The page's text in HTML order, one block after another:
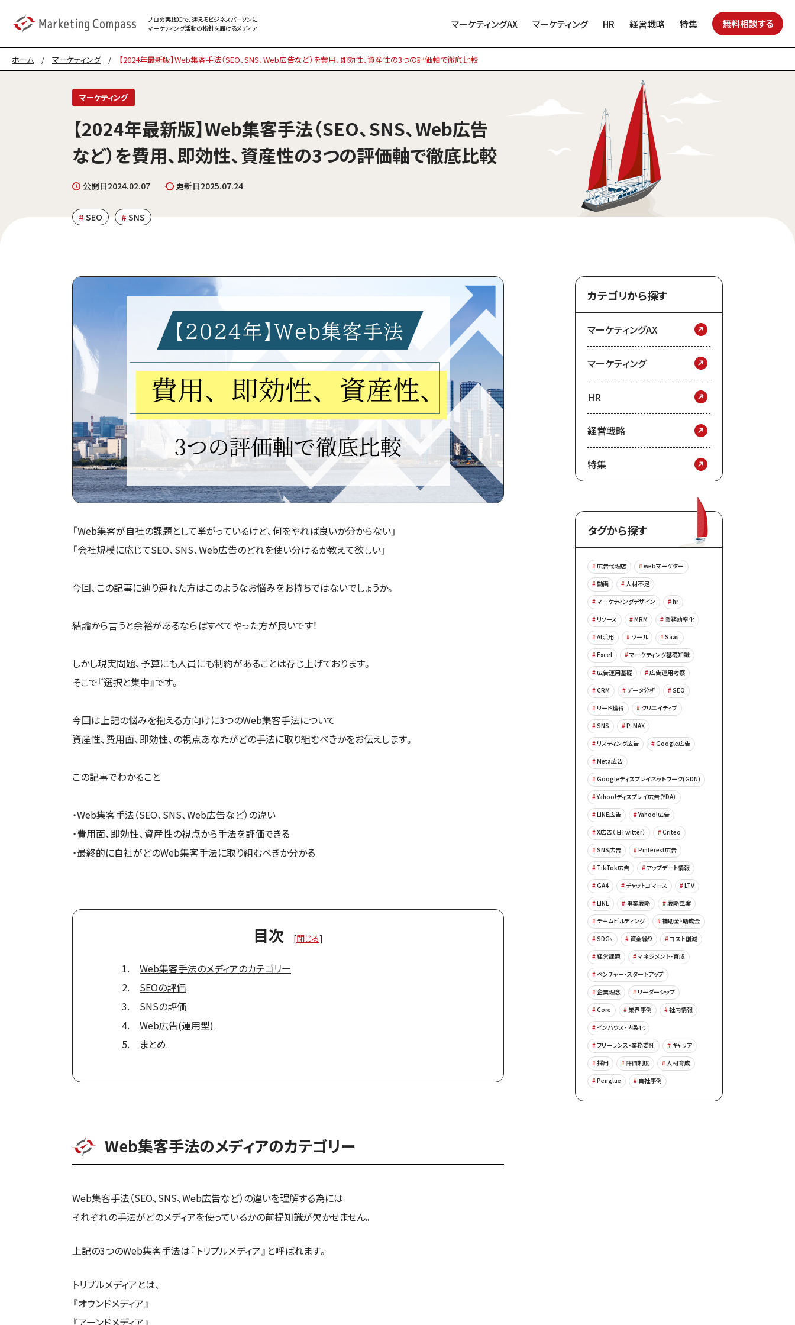
プロの実践知で、迷えるビジネスパーソンに
マーケティング活動の指針を届けるメディア マーケティングAX マーケティング HR 経営戦略 特集 無料相談する
ホーム / マーケティング/ 【2024年最新版】Web集客手法（SEO、SNS、Web広告など）を費用、即効性、資産性の3つの評価軸で徹底比較
マーケティング
【2024年最新版】Web集客手法（SEO、SNS、Web広告
など）を費用、即効性、資産性の3つの評価軸で徹底比較
公開日2024.02.07 更新日2025.07.24
SEO SNS
「Web集客が自社の課題として挙がっているけど、何をやれば良いか分からない」
「会社規模に応じてSEO、SNS、Web広告のどれを使い分けるか教えて欲しい」
今回、この記事に辿り連れた方はこのようなお悩みをお持ちではないでしょうか。
結論から言うと余裕があるならばすべてやった方が良いです！
しかし現実問題、予算にも人員にも制約があることは存じ上げております。
そこで『選択と集中』です。
今回は上記の悩みを抱える方向けに3つのWeb集客手法について
資産性、費用面、即効性、の視点あなたがどの手法に取り組むべきかをお伝えします。
この記事でわかること
・Web集客手法（SEO、SNS、Web広告など）の違い
・費用面、即効性、資産性の視点から手法を評価できる
・最終的に自社がどのWeb集客手法に取り組むべきか分かる
目次 [閉じる]
Web集客手法のメディアのカテゴリー
SEOの評価
SNSの評価
Web広告(運用型)
まとめ
Web集客手法のメディアのカテゴリー
Web集客手法（SEO、SNS、Web広告など）の違いを理解する為には
それぞれの手法がどのメディアを使っているかの前提知識が欠かせません。
上記の3つのWeb集客手法は『トリプルメディア』と呼ばれます。
トリプルメディアとは、
『オウンドメディア』
『アーンドメディア』
カテゴリから探す
マーケティングAX
マーケティング
HR
経営戦略
特集
タグから探す
広告代理店
webマーケター
動画
人材不足
マーケティングデザイン
hr
リソース
MRM
業務効率化
AI活用
ツール
Saas
Excel
マーケティング基礎知識
広告運用基礎
広告運用考察
CRM
データ分析
SEO
リード獲得
クリエイティブ
SNS
P-MAX
リスティング広告
Google広告
Meta広告
Googleディスプレイネットワーク(GDN)
Yahoo!ディスプレイ広告（YDA）
LINE広告
Yahoo!広告
X広告（旧Twitter）
Criteo
SNS広告
Pinterest広告
TikTok広告
アップデート情報
GA4
チャットコマース
LTV
LINE
事業戦略
戦略立案
チームビルディング
補助金・助成金
SDGs
資金繰り
コスト削減
経営課題
マネジメント・育成
ベンチャー・スタートアップ
企業理念
リーダーシップ
Core
業界事例
社内情報
インハウス・内製化
フリーランス・業務委託
キャリア
採用
評価制度
人材育成
Penglue
自社事例